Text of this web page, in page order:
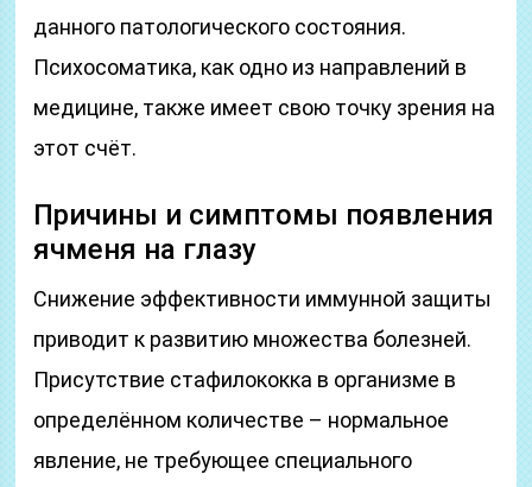
данного патологического состояния.
Психосоматика, как одно из направлений в
медицине, также имеет свою точку зрения на
этот счёт.
Причины и симптомы появления
ячменя на глазу
Снижение эффективности иммунной защиты
приводит к развитию множества болезней.
Присутствие стафилококка в организме в
определённом количестве – нормальное
явление, не требующее специального